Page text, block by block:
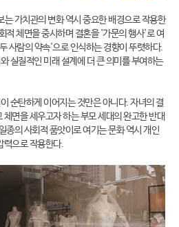
는 가치관의 변화 역시 중요한 배경으로 작용한
적 체면을 중시하며 결혼을 '가문의 행사'로 여
사람의 약속'으로 인식하는 경향이 뚜렷하다.
실질적인 미래 설계에 더 큰 의미를 부여하는
순탄하게 이어지는 것만은 아니다. 자녀의 결
면을 세우고자 하는 부모 세대의 완고한 반대
종의 사회적 품앗이로 여기는 문화 역시 개인
력으로 작용한다.